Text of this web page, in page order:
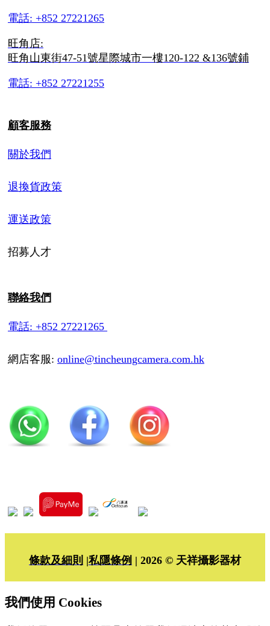
電話: +852 27221265
旺角店:
旺角山東街47-51號星際城市一樓120-122 &136號鋪
電話: +852 27221255
顧客服務
關於我們
退換貨政策
運送政策
招募人才
聯絡我們
電話: +852 27221265
網店客服: online@tincheungcamera.com.hk
條款及細則 |私隱條例 | 2026 © 天祥攝影器材
我們使用 Cookies